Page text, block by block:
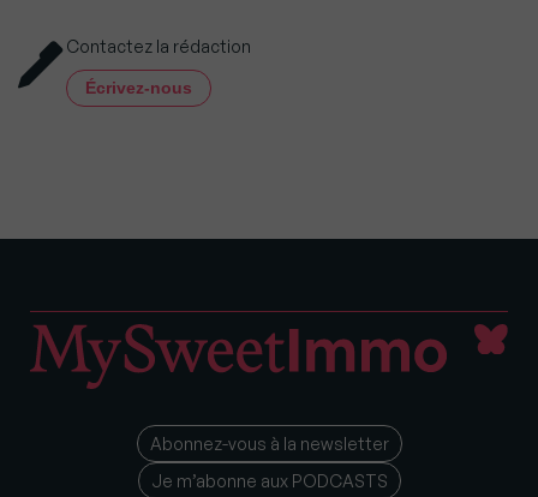
Contactez la rédaction
Écrivez-nous
Abonnez-vous à la newsletter
Je m’abonne aux PODCASTS